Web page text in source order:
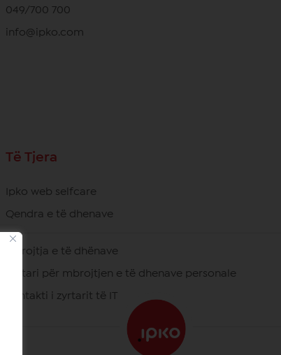
049/700 700
info@ipko.com
Të Tjera
Ipko web selfcare
Qendra e të dhenave
Mbrojtja e të dhënave
Zyrtari për mbrojtjen e të dhenave personale
Kontakti i zyrtarit të IT